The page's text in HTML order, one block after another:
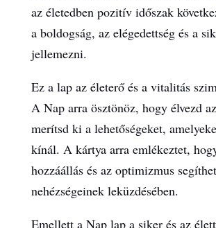
az életedben pozitív időszak
a boldogság, az elégedettség és a
jellemezni.
Ez a lap az életerő és a vitalitás
A Nap arra ösztönöz, hogy élvezd
merítsd ki a lehetőségeket,
kínál. A kártya arra emlékeztet,
hozzáállás és az optimizmus
nehézségeinek leküzdésében.
Emellett a Nap lap a siker és az